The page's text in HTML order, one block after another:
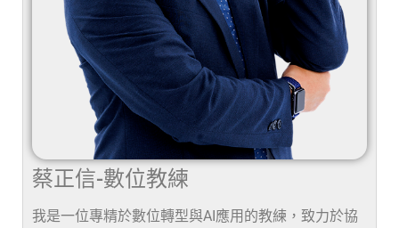
蔡正信-數位教練
我是一位專精於數位轉型與AI應用的教練，致力於協